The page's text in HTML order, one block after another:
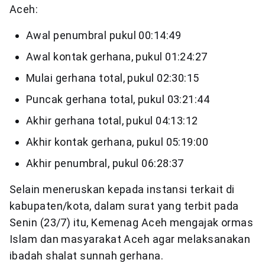
Aceh:
Awal penumbral pukul 00:14:49
Awal kontak gerhana, pukul 01:24:27
Mulai gerhana total, pukul 02:30:15
Puncak gerhana total, pukul 03:21:44
Akhir gerhana total, pukul 04:13:12
Akhir kontak gerhana, pukul 05:19:00
Akhir penumbral, pukul 06:28:37
Selain meneruskan kepada instansi terkait di
kabupaten/kota, dalam surat yang terbit pada
Senin (23/7) itu, Kemenag Aceh mengajak ormas
Islam dan masyarakat Aceh agar melaksanakan
ibadah shalat sunnah gerhana.